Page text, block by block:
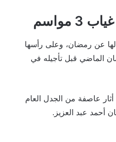
عن رمضان، وعلى رأسها
الماضي قبل تأجيله في
رمضان 2025، وهو العمل الذي أثار عاصفة من الجدل العام
أحمد عبد العزيز.